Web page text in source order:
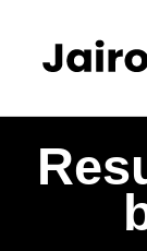
contenido